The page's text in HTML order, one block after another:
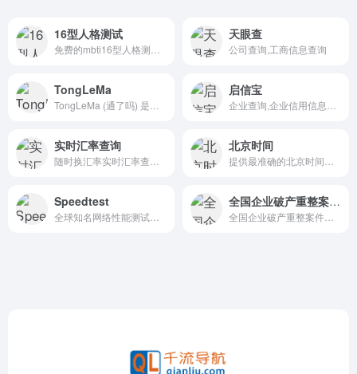
16型人格测试 天眼查
公司查询,工商信息查询
TongLeMa 启信宝
实时汇率查询 北京时间
Speedtest 全国企业破产重整案件信息网